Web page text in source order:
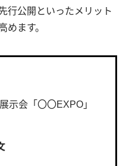
行公開といったメリット
めます。
示会「〇〇EXPO」